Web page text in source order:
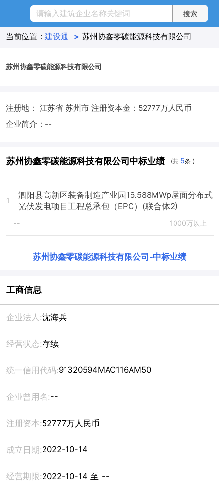
当前位置： 建设通 > 苏州协鑫零碳能源科技有限公司
苏州协鑫零碳能源科技有限公司
注册地： 江苏省 苏州市 注册资本金：52777万人民币
企业简介：--
苏州协鑫零碳能源科技有限公司中标业绩 (共 5条 )
1
泗阳县高新区装备制造产业园16.588MWp屋面分布式
光伏发电项目工程总承包（EPC）(联合体2)
-- 1000万以上
苏州协鑫零碳能源科技有限公司 -中标业绩
工商信息
企业法人:沈海兵
经营状态:存续
统一信用代码:91320594MAC116AM50
企业曾用名:--
注册资本:52777万人民币
成立日期:2022-10-14
经营期限: 2022-10-14 至 --